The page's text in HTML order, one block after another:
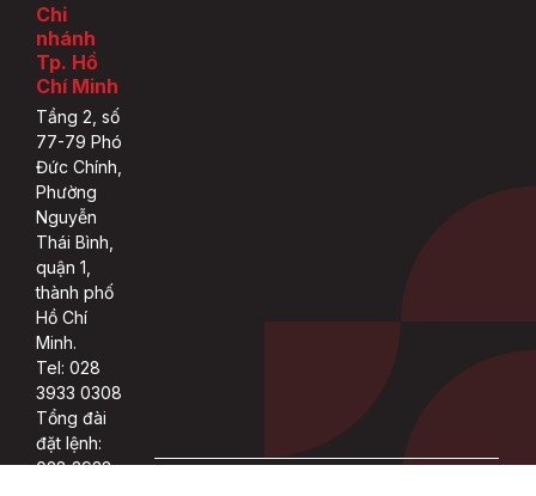
Chi
nhánh
Tp. Hồ
Chí Minh
Tầng 2, số
77-79 Phó
Đức Chính,
Phường
Nguyễn
Thái Bình,
quận 1,
thành phố
Hồ Chí
Minh.
Tel: 028
3933 0308
Tổng đài
đặt lệnh:
028 3933